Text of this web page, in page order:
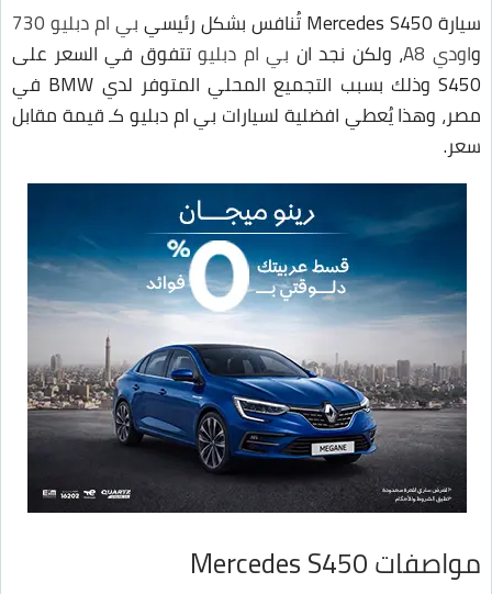
سيارة Mercedes S450 تُنافس بشكل رئيسي
بي ام دبليو 730
واودي A8 ، ولكن نجد ان بي ام دبليوتتفوق في السعر على
S450 وذلك بسبب التجميع المحلي المتوفر لدي BMW في
مصر، وهذا يُعطي افضلية لسيارات بي ام دبليو كـ قيمة مقابل
سعر.
مواصفات Mercedes S450